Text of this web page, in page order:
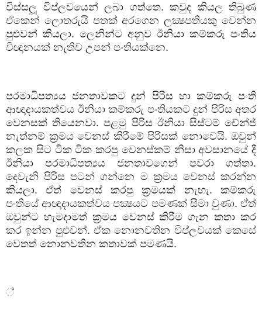
විස්සලූ විප්ලවයෙන් ලබා ගත්තෙ. කවුද කියල තිබුණ
ඒකෙන් ලොතරුයි පතක් අරගෙන ලක්‍ෂපතියකු වෙන්න
පුළුවන් කියලා. ලෙනින්ට අනුව ඊනියා කම්කරු පංතිය
විඥානයක් නැතිව උපන් පංතියක්නෙ.
පරමාධිපත්‍යය ජනතාවකට දුන් පිරිස හා කම්කරු පංති
ආඥාදායකත්වය ඊනියා කම්කරු පංතියකට දුන් පිරිස අතර
වෙනසක් තියෙනවා. පළමු පිරිස ඊනියා සිස්ටම් චේන්ජ්
නැත්නම් ක්‍රමය වෙනස් කිරීමේ පිරිසක් නොවෙයි. ඔවුන්
කලක සිට ටික ටික කරපු වෙනස්කම් නිසා අවසානයේ දී
ඊනියා පරමාධිපත්‍යය ජනතාවගෙන් පවරා ගත්තා.
දෙවැනි පිරිස පටන් ගන්නෙ ම ක්‍රමය වෙනස් කරන්න
කියලා. ඒත් වෙනස් කරපු ක්‍රමයක් නැහැ. කම්කරු
පංතියේ ආඥාදායකත්වය පක්‍ෂයට පමණක් සීමා වුණා. ඒත්
ඔවුන්ට හැමදාමත් ක්‍රමය වෙනස් කිරීම ගැන කතා කර
කර ඉන්න පුළුවන්. ඒක නොනවතින විප්ලවයක් කෙසේ
වෙතත් නොනවතින කතාවක් පමණයි.
්